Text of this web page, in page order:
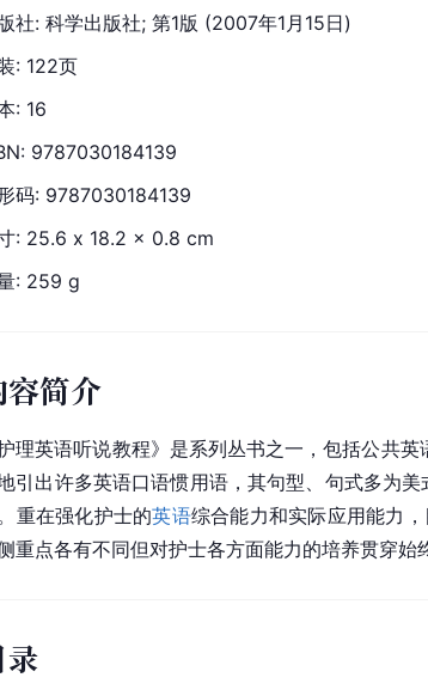
社: 科学出版社; 第1版 (2007年1月15日)
: 122页
: 16
9787030184139
码: 9787030184139
: 25.6 x 18.2 x 0.8 cm
: 259 g
容简介
护理英语听说教程》是系列丛书之一，包括公共
引出许多英语口语惯用语，其句型、句式多为美
重在强化护士的英语综合能力和实际应用能力
重点各有不同但对护士各方面能力的培养贯穿始
录